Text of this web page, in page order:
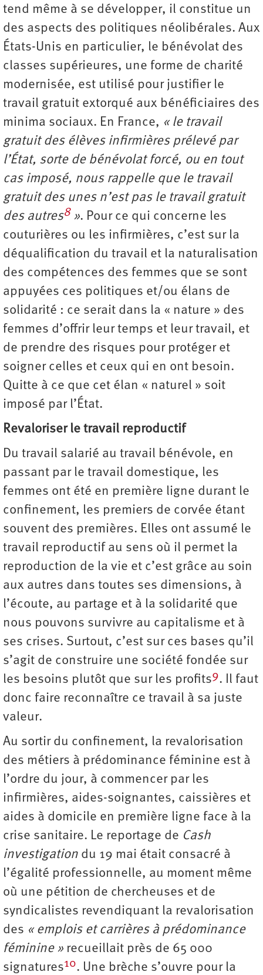
tend même à se développer, il constitue un
des aspects des politiques néolibérales. Aux
États-Unis en particulier, le bénévolat des
classes supérieures, une forme de charité
modernisée, est utilisé pour justifier le
travail gratuit extorqué aux bénéficiaires des
minima sociaux. En France, « le travail
gratuit des élèves infirmières prélevé par
l’État, sorte de bénévolat forcé, ou en tout
cas imposé, nous rappelle que le travail
gratuit des unes n’est pas le travail gratuit
des autres8 ». Pour ce qui concerne les
couturières ou les infirmières, c’est sur la
déqualification du travail et la naturalisation
des compétences des femmes que se sont
appuyées ces politiques et/ou élans de
solidarité : ce serait dans la « nature » des
femmes d’offrir leur temps et leur travail, et
de prendre des risques pour protéger et
soigner celles et ceux qui en ont besoin.
Quitte à ce que cet élan « naturel » soit
imposé par l’État.
Revaloriser le travail reproductif
Du travail salarié au travail bénévole, en
passant par le travail domestique, les
femmes ont été en première ligne durant le
confinement, les premiers de corvée étant
souvent des premières. Elles ont assumé le
travail reproductif au sens où il permet la
reproduction de la vie et c’est grâce au soin
aux autres dans toutes ses dimensions, à
l’écoute, au partage et à la solidarité que
nous pouvons survivre au capitalisme et à
ses crises. Surtout, c’est sur ces bases qu’il
s’agit de construire une société fondée sur
les besoins plutôt que sur les profits9. Il faut
donc faire reconnaître ce travail à sa juste
valeur.
Au sortir du confinement, la revalorisation
des métiers à prédominance féminine est à
l’ordre du jour, à commencer par les
infirmières, aides-soignantes, caissières et
aides à domicile en première ligne face à la
crise sanitaire. Le reportage de Cash
investigation du 19 mai était consacré à
l’égalité professionnelle, au moment même
où une pétition de chercheuses et de
syndicalistes revendiquant la revalorisation
des « emplois et carrières à prédominance
féminine » recueillait près de 65 000
signatures10. Une brèche s’ouvre pour la